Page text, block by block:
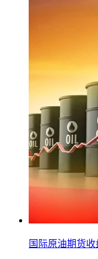
国际原油期货